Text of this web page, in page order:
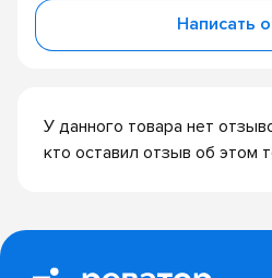
У данного товара нет
кто оставил отзыв об этом
Написать